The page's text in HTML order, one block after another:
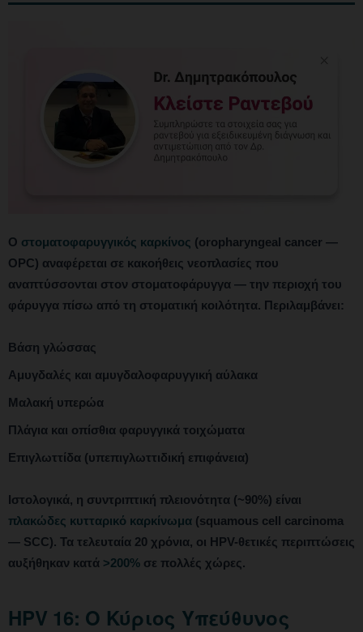
Ο στοματοφαρυγγικός καρκίνος (oropharyngeal cancer —
OPC) αναφέρεται σε κακοήθεις νεοπλασίες που
αναπτύσσονται στον στοματοφάρυγγα — την περιοχή του
φάρυγγα πίσω από τη στοματική κοιλότητα. Περιλαμβάνει:
Βάση γλώσσας
Αμυγδαλές και αμυγδαλοφαρυγγική αύλακα
Μαλακή υπερώα
Πλάγια και οπίσθια φαρυγγικά τοιχώματα
Επιγλωττίδα (υπεπιγλωττιδική επιφάνεια)
Ιστολογικά, η συντριπτική πλειονότητα (~90%) είναι
πλακώδες κυτταρικό καρκίνωμα (squamous cell carcinoma
— SCC). Τα τελευταία 20 χρόνια, οι HPV-θετικές περιπτώσεις
αυξήθηκαν κατά >200% σε πολλές χώρες.
HPV 16: Ο Κύριος Υπεύθυνος